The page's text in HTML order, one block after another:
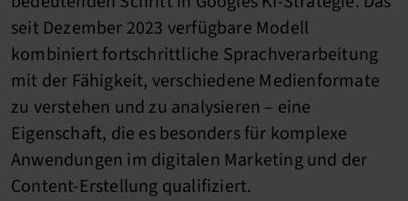
seit Dezember 2023 verfügbare Modell
kombiniert fortschrittliche Sprachverarbeitung
mit der Fähigkeit, verschiedene Medienformate
zu verstehen und zu analysieren – eine
Eigenschaft, die es besonders für komplexe
Anwendungen im digitalen Marketing und der
Content-Erstellung qualifiziert.